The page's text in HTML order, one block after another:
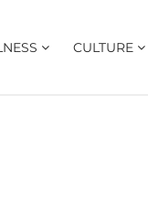
CULTURE